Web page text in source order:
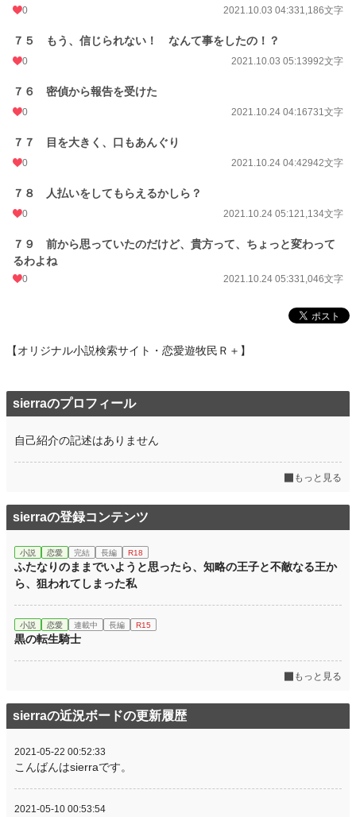
0 2021.10.03 04:331,186文字
７５ もう、信じられない！ なんて事をしたの！？
0 2021.10.03 05:13992文字
７６ 密偵から報告を受けた
0 2021.10.24 04:16731文字
７７ 目を大きく、口もあんぐり
0 2021.10.24 04:42942文字
７８ 人払いをしてもらえるかしら？
0 2021.10.24 05:121,134文字
７９ 前から思っていたのだけど、貴方って、ちょっと変わって
るわよね
0 2021.10.24 05:331,046文字
【オリジナル小説検索サイト・恋愛遊牧民Ｒ＋】
sierraのプロフィール
自己紹介の記述はありません
もっと見る
sierraの登録コンテンツ
小説 恋愛 完結 長編 R18
ふたなりのままでいようと思ったら、知略の王子と不敵なる王か
ら、狙われてしまった私
小説 恋愛 連載中 長編 R15
黒の転生騎士
もっと見る
sierraの近況ボードの更新履歴
2021-05-22 00:52:33
こんばんはsierraです。
2021-05-10 00:53:54